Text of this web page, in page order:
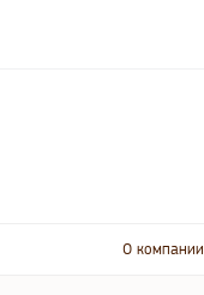
О компании